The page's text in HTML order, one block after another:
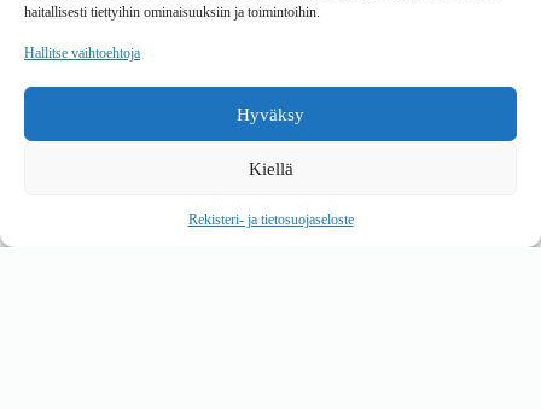
haitallisesti tiettyihin ominaisuuksiin ja toimintoihin.
Hallitse vaihtoehtoja
Hyväksy
Kiellä
Rekisteri- ja tietosuojaseloste
Copyright © 2026 Kalustepaikka